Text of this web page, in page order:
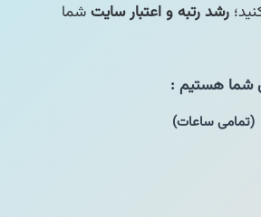
رشد رتبه و اعتبار سایتشما
(تمامی ساعات)